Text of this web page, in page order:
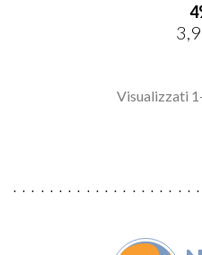
Visualizzati